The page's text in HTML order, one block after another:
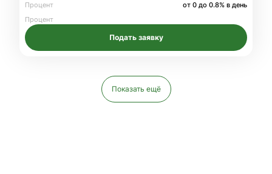
Процент
от 0 до 0.8% в день
Процент
Подать заявку
Показать ещё